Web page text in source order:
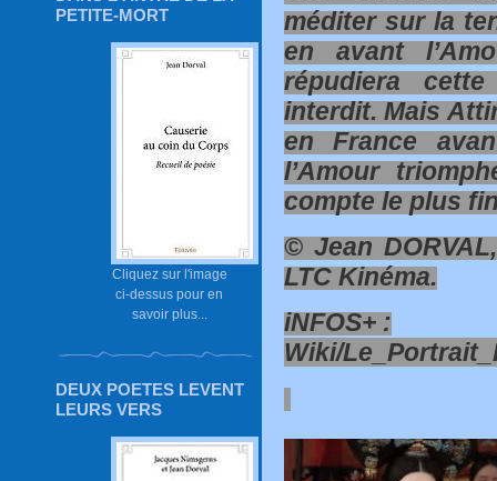
PETITE-MORT
Cliquez sur l'image
ci-dessus pour en
savoir plus...
DEUX POETES LEVENT
LEURS VERS
méditer sur la
en avant
répudiera
interdit. Mais
en France
l’Amour
compte le plus
© Jean
LTC Kinéma.
iNFOS+ :
Wiki/